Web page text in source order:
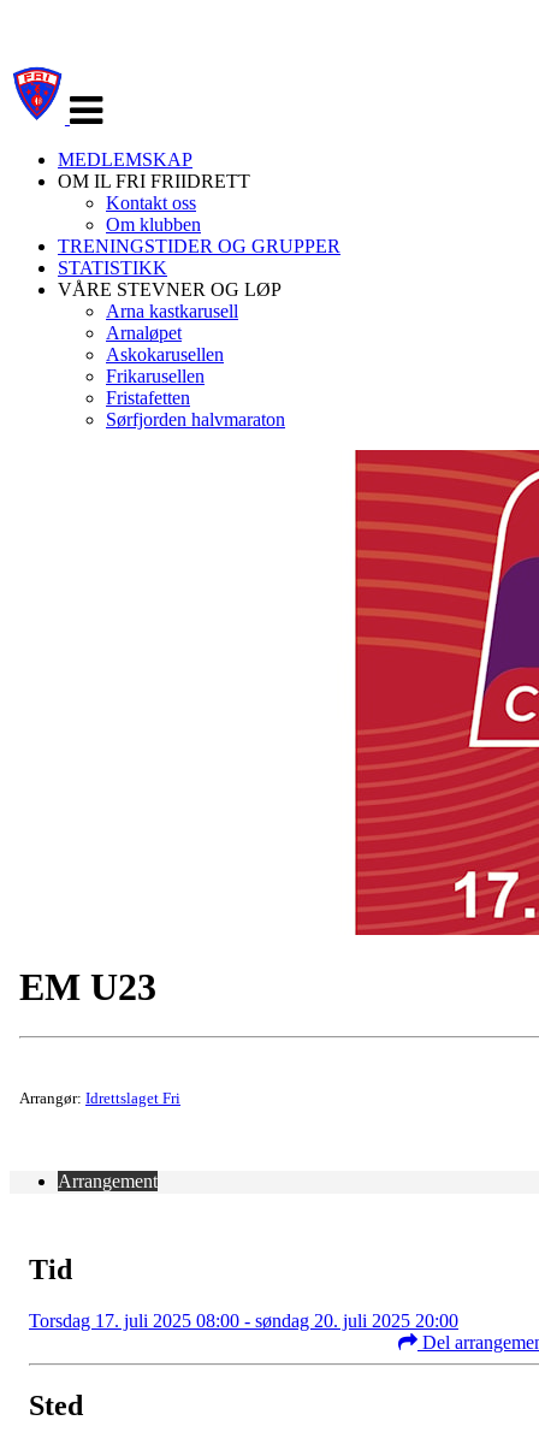
navigasjon
MEDLEMSKAP
OM IL FRI FRIIDRETT
Kontakt oss
Om klubben
TRENINGSTIDER OG GRUPPER
STATISTIKK
VÅRE STEVNER OG LØP
Arna kastkarusell
Arnaløpet
Askokarusellen
Frikarusellen
Fristafetten
Sørfjorden halvmaraton
EM U23
Arrangør: Idrettslaget Fri
Arrangement
Tid
Torsdag 17. juli 2025 08:00 - søndag 20. juli 2025 20:00
Del
Sted